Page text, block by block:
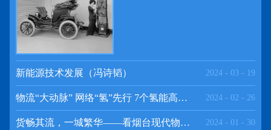
新能源技术发展（冯诗韬） 2024 - 03 - 19
物流“大动脉” 网络“氢”先行 7个氢能高速场景落地京津冀 2024 - 02 - 26
货畅其流，一城繁华——看烟台现代物流发展 2024 - 01 - 30
频道
>>